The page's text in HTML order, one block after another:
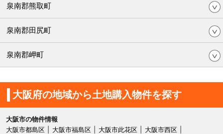
泉南郡熊取町
泉南郡田尻町
泉南郡岬町
大阪府の地域から土地購入物件を探す
大阪市の物件情報
大阪市都島区
大阪市福島区 大阪市此花区
大阪市西区